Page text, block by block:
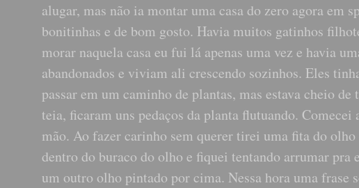
alugar, mas não ia montar uma casa do zero agora em
bonitinhas e de bom gosto. Havia muitos gatinhos
morar naquela casa eu fui lá apenas uma vez e havia
abandonados e viviam ali crescendo sozinhos. Eles
passar em um caminho de plantas, mas estava cheio
teia, ficaram uns pedaços da planta flutuando.
mão. Ao fazer carinho sem querer tirei uma fita do
dentro do buraco do olho e fiquei tentando arrumar
um outro olho pintado por cima. Nessa hora uma frase